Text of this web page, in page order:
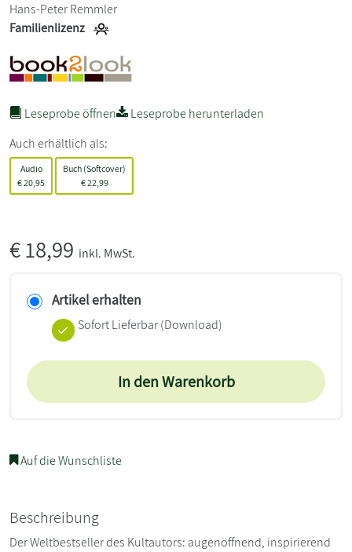
Hans-Peter Remmler
Familienlizenz
Leseprobe öffnen
Leseprobe herunterladen
Auch erhältlich als:
Audio
€20,95
Buch (Softcover)
€22,99
€18,99 inkl. MwSt.
Artikel erhalten
Sofort Lieferbar (Download)
In den Warenkorb
Auf die Wunschliste
Beschreibung
Der Weltbestseller des Kultautors: augenöffnend, inspirierend